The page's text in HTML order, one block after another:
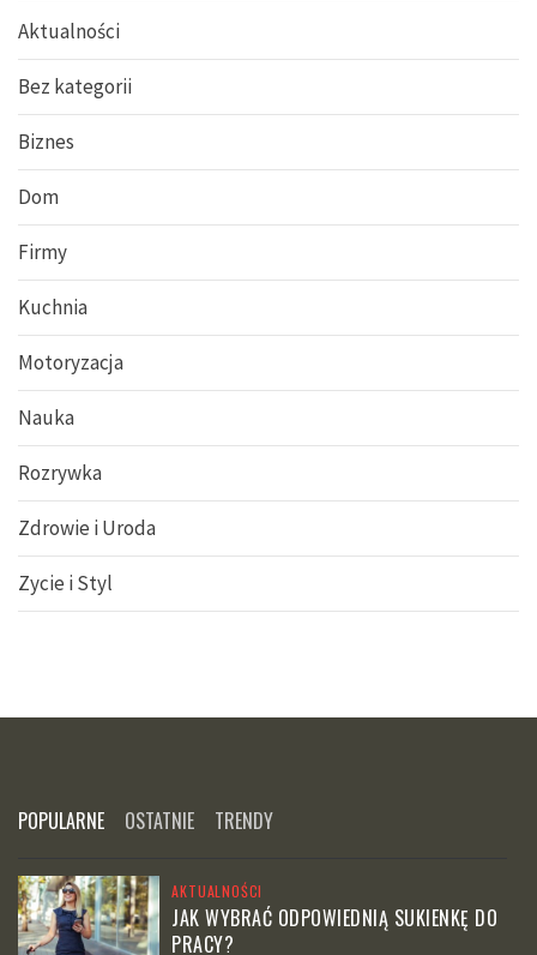
Aktualności
Bez kategorii
Biznes
Dom
Firmy
Kuchnia
Motoryzacja
Nauka
Rozrywka
Zdrowie i Uroda
Zycie i Styl
POPULARNE OSTATNIE TRENDY
AKTUALNOŚCI
JAK WYBRAĆ ODPOWIEDNIĄ SUKIENKĘ DO
PRACY?